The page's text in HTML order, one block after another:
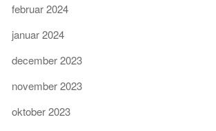
februar 2024
januar 2024
december 2023
november 2023
oktober 2023